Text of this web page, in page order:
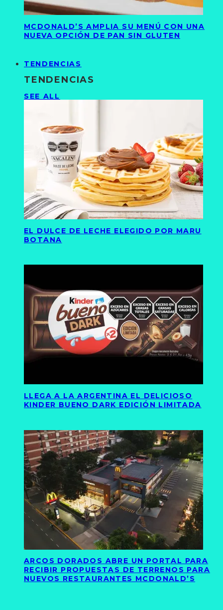
MCDONALD’S AMPLIA SU MENÚ CON UNA
NUEVA OPCIÓN DE PAN SIN GLUTEN
TENDENCIAS
TENDENCIAS
SEE ALL
EL DULCE DE LECHE ELEGIDO POR MARU
BOTANA
LLEGA A LA ARGENTINA EL DELICIOSO
KINDER BUENO DARK EDICIÓN LIMITADA
ARCOS DORADOS ABRE UN PORTAL PARA
RECIBIR PROPUESTAS DE TERRENOS PARA
NUEVOS RESTAURANTES MCDONALD’S